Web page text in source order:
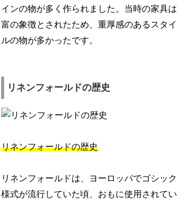
インの物が多く作られました。当時の家具は
富の象徴とされたため、重厚感のあるスタイ
ルの物が多かったです。
リネンフォールドの歴史
リネンフォールドの歴史
リネンフォールドは、ヨーロッパでゴシック
様式が流行していた頃、おもに使用されてい